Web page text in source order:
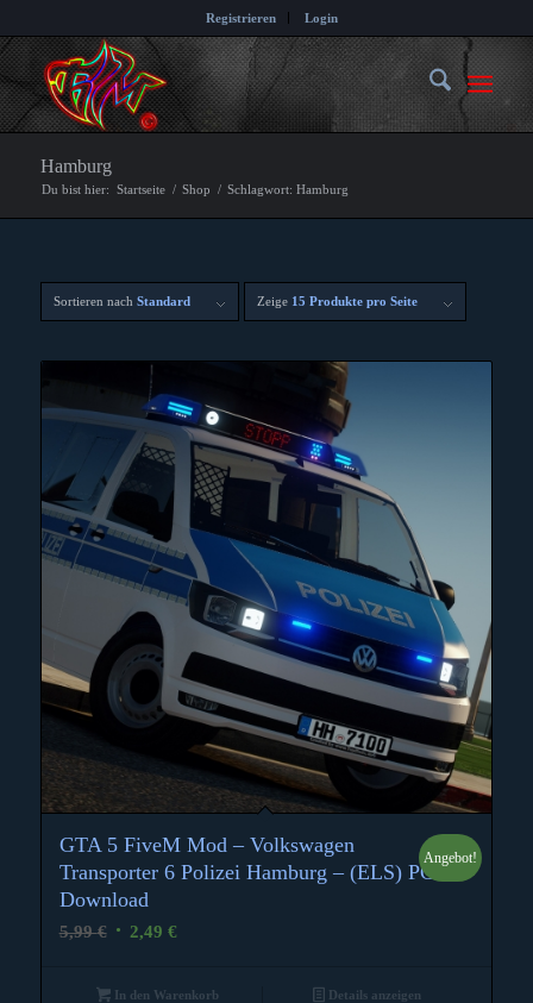
Registrieren Login
Hamburg
Du bist hier: Startseite / Shop / Schlagwort: Hamburg
Sortieren nach Standard Zeige 15 Produkte pro Seite
GTA 5 FiveM Mod – Volkswagen
Transporter 6 Polizei Hamburg – (ELS) PC
Download
5,99€ Ursprünglicher
2,49 €Aktueller
Angebot!
In den Warenkorb Details anzeigen